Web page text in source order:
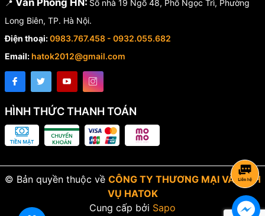
📍
Số nhà 19 Ngõ 48, Phố Ngọc Trì, Phường
Long Biên, TP. Hà Nội.
Điện thoại:0983.767.458 - 0932.055.682
Email: hatok2012@gmail.com
HÌNH THỨC THANH TOÁN
© Bản quyền thuộc về CÔNG TY THƯƠNG MẠI VÀ DỊCH
VỤ HATOK
Cung cấp bởi Sapo